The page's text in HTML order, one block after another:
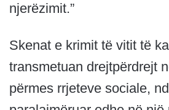
njerëzimit.”
Skenat e krimit të vitit të
transmetuan drejtpërdrejt
përmes rrjeteve sociale,